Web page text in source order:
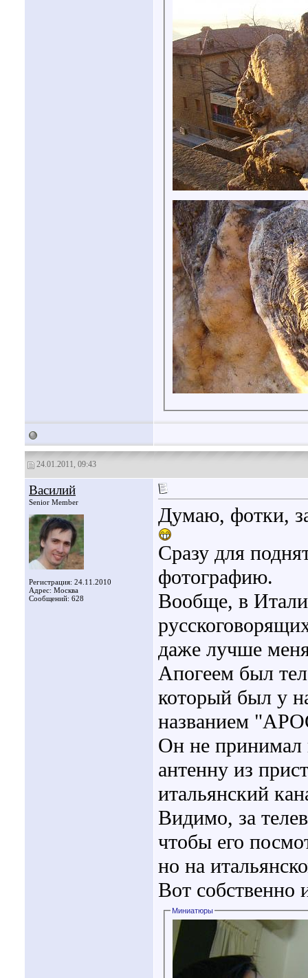
24.01.2011, 09:43
Василий
Senior Member
Регистрация: 24.11.2010
Адрес: Москва
Сообщений: 628
Думаю, фотки,
Сразу для
фотографию.
Вообще, в
даже лучше
Апогеем был
который был у
названием
Он не принимал
антенну из
итальянский
Видимо, за
чтобы его
но на
Вот собственно
Миниатюры